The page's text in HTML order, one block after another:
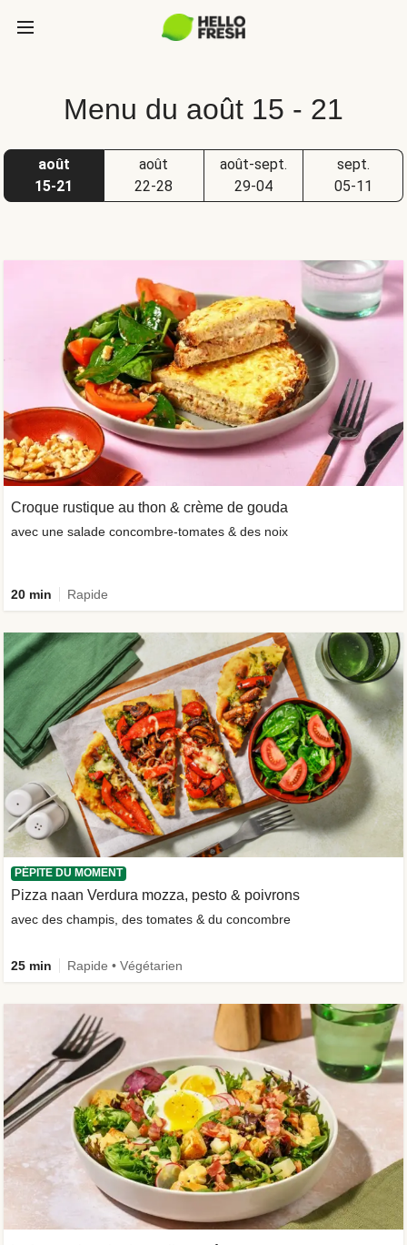
Menu du août 15 - 21
août
15-21
août
22-28
août-sept.
29-04
sept.
05-11
PÉPITE DU MOMENT
Pizza naan Verdura mozza, pesto & poivrons
avec des champis, des tomates & du concombre
25 min Rapide • Végétarien
Croque rustique au thon & crème de gouda
avec une salade concombre-tomates & des noix
20 min Rapide